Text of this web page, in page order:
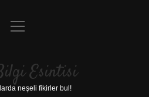
Anasayfa
Uyarı
menüyü
Esintisi
neşeli fikirler bul!